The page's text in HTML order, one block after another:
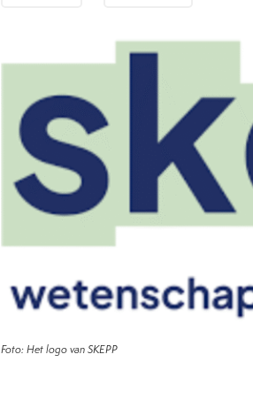
Foto: Het logo van SKEPP